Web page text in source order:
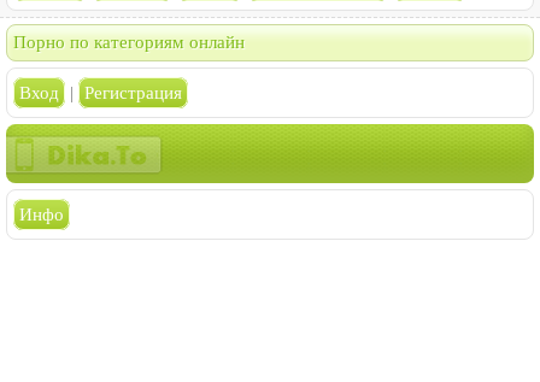
Порно по категориям онлайн
Вход | Регистрация
Инфо